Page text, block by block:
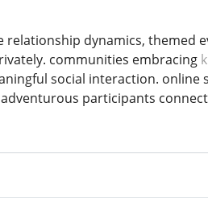
dynamics, themed
communities embracing
social interaction.
participants